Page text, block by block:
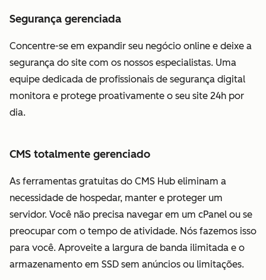
Segurança gerenciada
Concentre-se em expandir seu negócio online e deixe a
segurança do site com os nossos especialistas. Uma
equipe dedicada de profissionais de segurança digital
monitora e protege proativamente o seu site 24h por
dia.
CMS totalmente gerenciado
As ferramentas gratuitas do CMS Hub eliminam a
necessidade de hospedar, manter e proteger um
servidor. Você não precisa navegar em um cPanel ou se
preocupar com o tempo de atividade. Nós fazemos isso
para você. Aproveite a largura de banda ilimitada e o
armazenamento em SSD sem anúncios ou limitações.